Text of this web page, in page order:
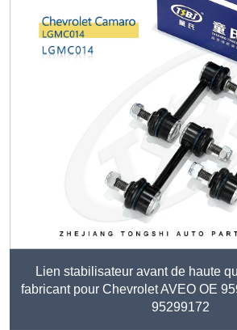
Lien stabilisateur avant de haute
fabricant pour Chevrolet AVEO OE
95299172